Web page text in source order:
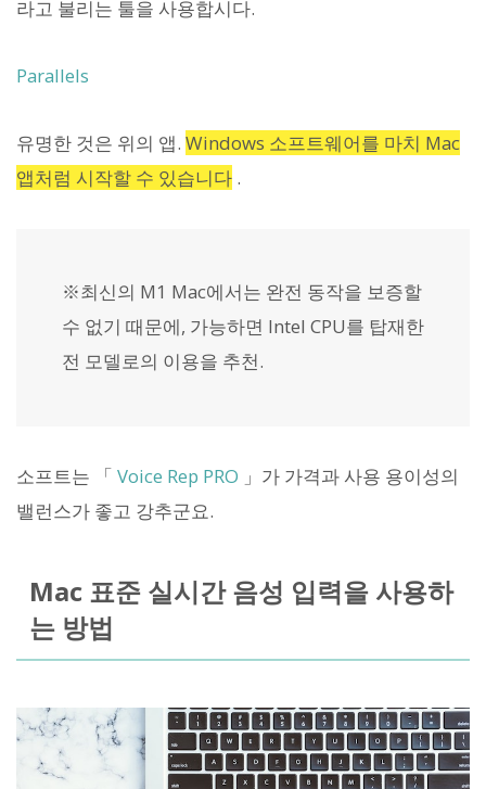
라고 불리는 툴을 사용합시다.
Parallels
유명한 것은 위의 앱. Windows 소프트웨어를 마치 Mac
앱처럼 시작할 수 있습니다 .
※최신의 M1 Mac에서는 완전 동작을 보증할
수 없기 때문에, 가능하면 Intel CPU를 탑재한
전 모델로의 이용을 추천.
소프트는 「 Voice Rep PRO 」가 가격과 사용 용이성의
밸런스가 좋고 강추군요.
Mac 표준 실시간 음성 입력을 사용하
는 방법